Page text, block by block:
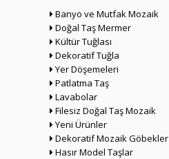
Banyo ve Mutfak Mozaik
Doğal Taş Mermer
Kültür Tuğlası
Dekoratif Tuğla
Yer Döşemeleri
Patlatma Taş
Lavabolar
Filesiz Doğal Taş Mozaik
Yeni Ürünler
Dekoratif Mozaik Göbekler
Hasır Model Taşlar